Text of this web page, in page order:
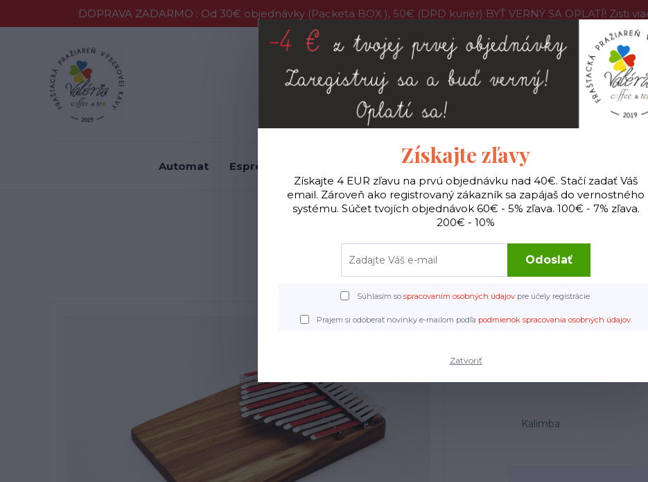
DOPRAVA ZADARMO : Od 30€ objednávky (Packeta BOX ), 50€ (DPD kuriér) BYŤ VERNÝ SA OPLATÍ! Zisti
Vernostný program O nás Pražiareň Veľkoobchodné ceny Viac
Automat Espresso Všetky kávy Príslušenstvo káva Hudobné
Hudobné nástroje Alto Celeste Kalimba
Alto Celeste Kalimba
15 tónová diatonická
rozložená podobne ako
ako základ dovoľuje notám
čo dutá rezonančná skrinka
Kalimba
Získajte zľavy
Získajte 4 EUR zľavu na prvú objednávku nad 40€. Stačí zadať Váš
email. Zároveň ako registrovaný zákazník sa zapájaš do vernostného
systému. Súčet tvojích objednávok 60€ - 5% zľava. 100€ - 7% zľava.
200€ - 10%
Odoslať
Súhlasím so spracovaním osobných údajov pre účely registrácie.
Prajem si odoberať novinky e-mailom podľa podmienok spracovania osobných údajov.
Zatvoriť